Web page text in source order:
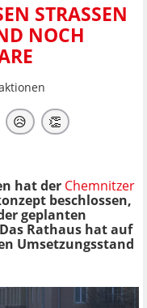
STRASSEN IN
MA
😥 👏
hat der Chemnitzer
beschlossen,
geplanten
Rathaus hat auf
Umsetzungsstand